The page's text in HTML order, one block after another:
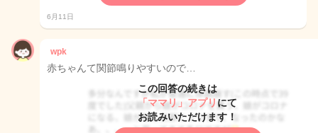
6月11日
wpk
赤ちゃんて関節鳴りやすいので…
この回答の続きは
「ママリ」アプリ にて
お読みいただけます！